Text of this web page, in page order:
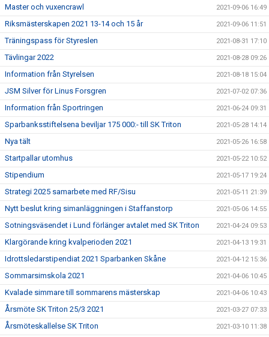
Master och vuxencrawl 2021-09-06 16:49
Riksmästerskapen 2021 13-14 och 15 år 2021-09-06 11:51
Träningspass för Styreslen 2021-08-31 17:10
Tävlingar 2022 2021-08-28 09:26
Information från Styrelsen 2021-08-18 15:04
JSM Silver för Linus Forsgren 2021-07-02 07:36
Information från Sportringen 2021-06-24 09:31
Sparbanksstiftelsena beviljar 175 000:- till SK Triton 2021-05-28 14:14
Nya tält 2021-05-26 16:58
Startpallar utomhus 2021-05-22 10:52
Stipendium 2021-05-17 19:24
Strategi 2025 samarbete med RF/Sisu 2021-05-11 21:39
Nytt beslut kring simanläggningen i Staffanstorp 2021-05-06 14:55
Sotningsväsendet i Lund förlänger avtalet med SK Triton 2021-04-24 09:53
Klargörande kring kvalperioden 2021 2021-04-13 19:31
Idrottsledarstipendiat 2021 Sparbanken Skåne 2021-04-12 15:36
Sommarsimskola 2021 2021-04-06 10:45
Kvalade simmare till sommarens mästerskap 2021-04-06 10:43
Årsmöte SK Triton 25/3 2021 2021-03-27 07:33
Årsmöteskallelse SK Triton 2021-03-10 11:38